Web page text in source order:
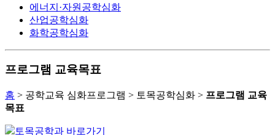
에너지·자원공학심화
산업공학심화
화학공학심화
프로그램 교육목표
홈 > 공학교육 심화프로그램 > 토목공학심화 > 프로그램 교육
목표
토목공학과 바로가기